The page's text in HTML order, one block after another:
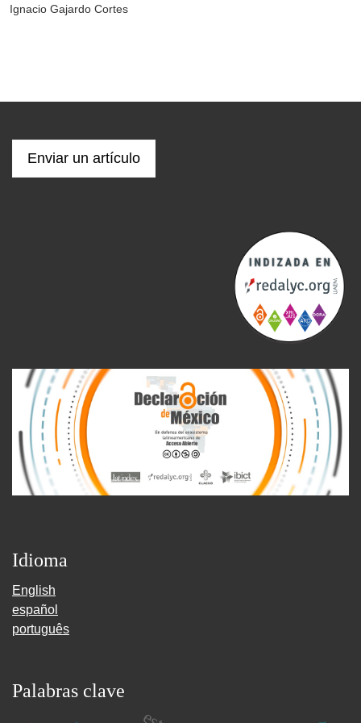
Ignacio Gajardo Cortes
Enviar un artículo
Idioma
English
español
português
Palabras clave